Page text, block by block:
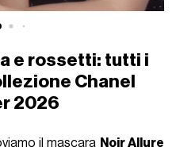
e rossetti: tutti i
Chanel
2026
il mascara Noir Allure